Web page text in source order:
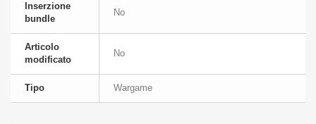
Inserzione
bundle
No
Articolo
modificato
No
Tipo Wargame